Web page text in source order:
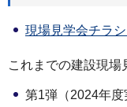
現場見学会チラ
これまでの建設現場
第1弾（2024年度